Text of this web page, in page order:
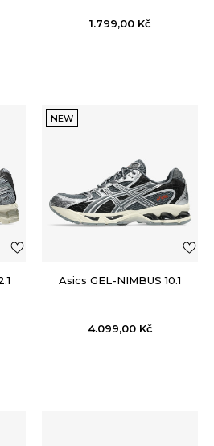
1.799,00 Kč
NEW
Asics GEL-NIMBUS 10.1
4.099,00 Kč